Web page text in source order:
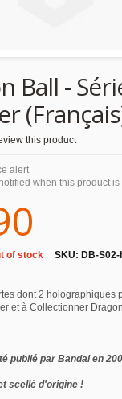
Ball -
this product
alert
when this product is
of stock SKU: DB-
dont 2 holographiques
et à Collectionner
publié par Bandai en
scellé d'origine !